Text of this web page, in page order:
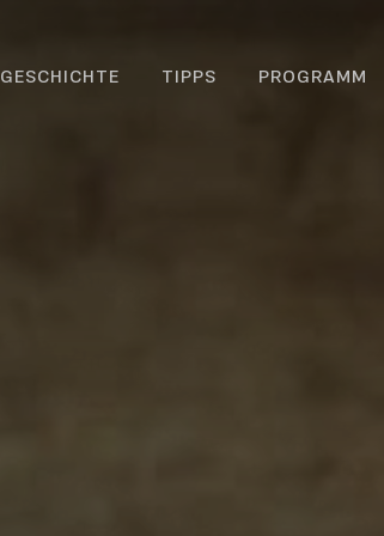
GESCHICHTE TIPPS PROGRAMM